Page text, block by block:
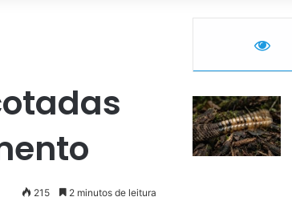
215 2 minutos de leitura